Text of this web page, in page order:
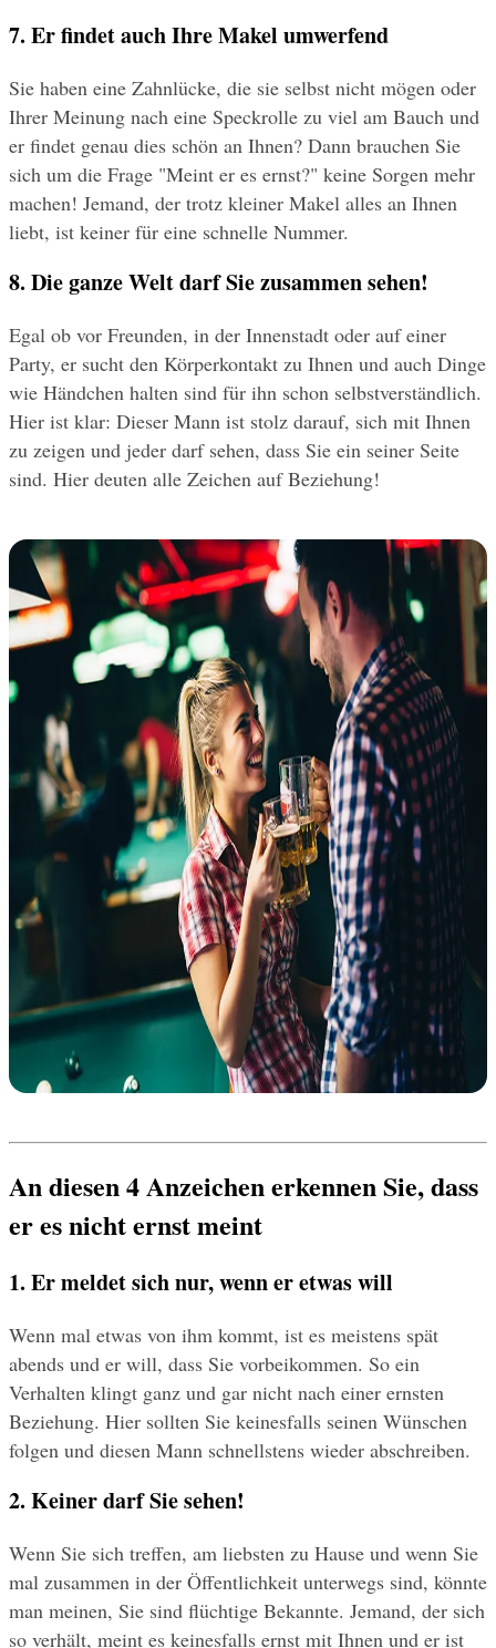
7. Er findet auch Ihre Makel umwerfend
Sie haben eine Zahnlücke, die sie selbst nicht mögen oder
Ihrer Meinung nach eine Speckrolle zu viel am Bauch und
er findet genau dies schön an Ihnen? Dann brauchen Sie
sich um die Frage "Meint er es ernst?" keine Sorgen mehr
machen! Jemand, der trotz kleiner Makel alles an Ihnen
liebt, ist keiner für eine schnelle Nummer.
8. Die ganze Welt darf Sie zusammen sehen!
Egal ob vor Freunden, in der Innenstadt oder auf einer
Party, er sucht den Körperkontakt zu Ihnen und auch Dinge
wie Händchen halten sind für ihn schon selbstverständlich.
Hier ist klar: Dieser Mann ist stolz darauf, sich mit Ihnen
zu zeigen und jeder darf sehen, dass Sie ein seiner Seite
sind. Hier deuten alle Zeichen auf Beziehung!
An diesen 4 Anzeichen erkennen Sie, dass
er es nicht ernst meint
1. Er meldet sich nur, wenn er etwas will
Wenn mal etwas von ihm kommt, ist es meistens spät
abends und er will, dass Sie vorbeikommen. So ein
Verhalten klingt ganz und gar nicht nach einer ernsten
Beziehung. Hier sollten Sie keinesfalls seinen Wünschen
folgen und diesen Mann schnellstens wieder abschreiben.
2. Keiner darf Sie sehen!
Wenn Sie sich treffen, am liebsten zu Hause und wenn Sie
mal zusammen in der Öffentlichkeit unterwegs sind, könnte
man meinen, Sie sind flüchtige Bekannte. Jemand, der sich
so verhält, meint es keinesfalls ernst mit Ihnen und er ist